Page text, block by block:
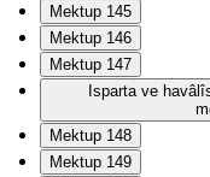
Mektup 145
Mektup 146
Mektup 147
Isparta ve
Mektup 148
Mektup 149